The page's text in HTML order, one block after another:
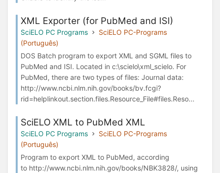
XML Exporter (for PubMed and ISI)
SciELO PC Programs
SciELO PC-Programs
(Português)
DOS Batch program to export XML and SGML files to
PubMed and ISI. Located in c:\scielo\xml_scielo. For
PubMed, there are two types of files: Journal data:
http://www.ncbi.nlm.nih.gov/books/bv.fcgi?
rid=helplinkout.section.files.Resource_File#files.Reso...
SciELO XML to PubMed XML
SciELO PC Programs
SciELO PC-Programs
(Português)
Program to export XML to PubMed, according
to http://www.ncbi.nlm.nih.gov/books/NBK3828/, using